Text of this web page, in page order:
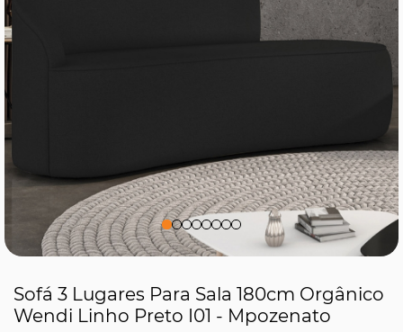
Sofá 3 Lugares Para Sala 180cm Orgânico
Wendi Linho Preto I01 - Mpozenato